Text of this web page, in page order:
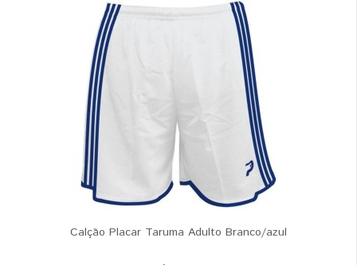
Calção Placar Taruma Adulto Branco/azul